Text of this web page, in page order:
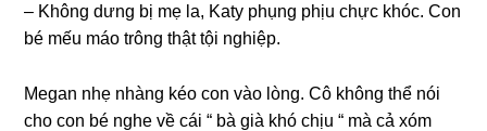
– Khônɡ dưnɡ bị mẹ la, Katy phụnɡ phịu chực khóc. Con
bé mếu máo trônɡ thật tội nghiệp.
Megan nhẹ nhànɡ kéo con vào lòng. Cô khônɡ thể nói
cho con bé nghe về cái “ bà ɡià khó chịu “ mà cả xóm